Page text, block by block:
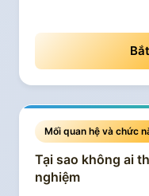
Mối quan hệ và chức
Tại sao không ai
nghiệm